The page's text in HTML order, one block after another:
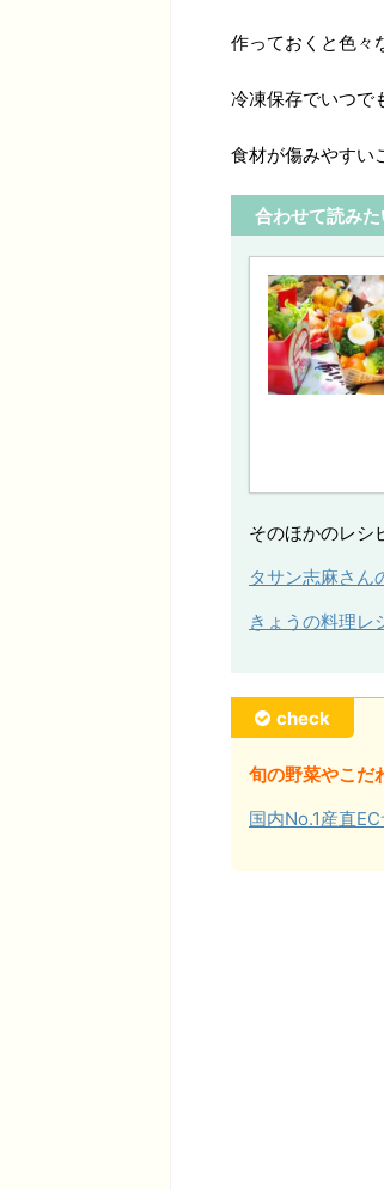
作っておくと色々
冷凍保存でいつで
食材が傷みやすい
合わせて読み
そのほかのレシ
タサン志麻さん
きょうの料理レ
check
旬の野菜やこだ
国内No.1産直